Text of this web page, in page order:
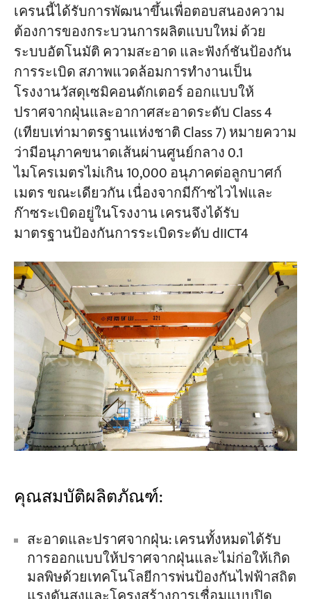
เครนนี้ได้รับการพัฒนาขึ้นเพื่อตอบสนองความ
ต้องการของกระบวนการผลิตแบบใหม่ ด้วย
ระบบอัตโนมัติ ความสะอาด และฟังก์ชันป้องกัน
การระเบิด สภาพแวดล้อมการทำงานเป็น
โรงงานวัสดุเซมิคอนดักเตอร์ ออกแบบให้
ปราศจากฝุ่นและอากาศสะอาดระดับ Class 4
(เทียบเท่ามาตรฐานแห่งชาติ Class 7) หมายความ
ว่ามีอนุภาคขนาดเส้นผ่านศูนย์กลาง 0.1
ไมโครเมตรไม่เกิน 10,000 อนุภาคต่อลูกบาศก์
เมตร ขณะเดียวกัน เนื่องจากมีก๊าซไวไฟและ
ก๊าซระเบิดอยู่ในโรงงาน เครนจึงได้รับ
มาตรฐานป้องกันการระเบิดระดับ dIICT4
คุณสมบัติผลิตภัณฑ์:
สะอาดและปราศจากฝุ่น: เครนทั้งหมดได้รับ
การออกแบบให้ปราศจากฝุ่นและไม่ก่อให้เกิด
มลพิษด้วยเทคโนโลยีการพ่นป้องกันไฟฟ้าสถิต